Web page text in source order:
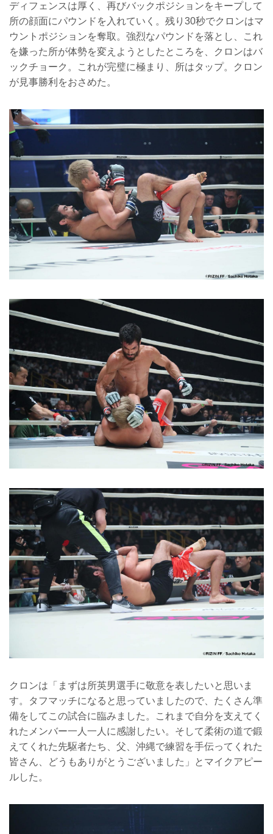
ディフェンスは厚く、再びバックポジションをキープして
所の顔面にパウンドを入れていく。残り30秒でクロンはマ
ウントポジションを奪取。強烈なパウンドを落とし、これ
を嫌った所が体勢を変えようとしたところを、クロンはバ
ックチョーク。これが完璧に極まり、所はタップ。クロン
が見事勝利をおさめた。
クロンは「まずは所英男選手に敬意を表したいと思いま
す。タフマッチになると思っていましたので、たくさん準
備をしてこの試合に臨みました。これまで自分を支えてく
れたメンバー一人一人に感謝したい。そして柔術の道で鍛
えてくれた先駆者たち、父、沖縄で練習を手伝ってくれた
皆さん、どうもありがとうございました」とマイクアピー
ルした。